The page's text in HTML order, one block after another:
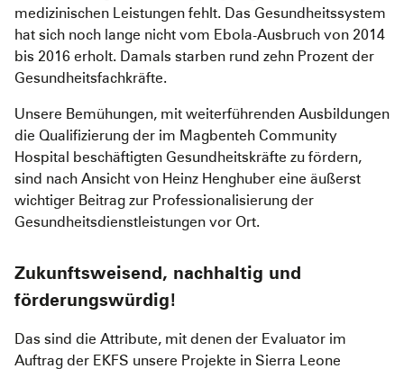
medizinischen Leistungen fehlt. Das Gesundheitssystem
hat sich noch lange nicht vom Ebola-Ausbruch von 2014
bis 2016 erholt. Damals starben rund zehn Prozent der
Gesundheitsfachkräfte.
Unsere Bemühungen, mit weiterführenden Ausbildungen
die Qualifizierung der im Magbenteh Community
Hospital beschäftigten Gesundheitskräfte zu fördern,
sind nach Ansicht von Heinz Henghuber eine äußerst
wichtiger Beitrag zur Professionalisierung der
Gesundheitsdienstleistungen vor Ort.
Zukunftsweisend, nachhaltig und
förderungswürdig!
Das sind die Attribute, mit denen der Evaluator im
Auftrag der EKFS unsere Projekte in Sierra Leone